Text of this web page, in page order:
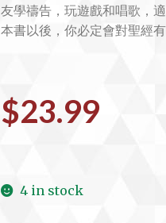
友學禱告，玩遊戲和唱歌，
本書以後，你必定會對聖經
$23.99
4 in stock